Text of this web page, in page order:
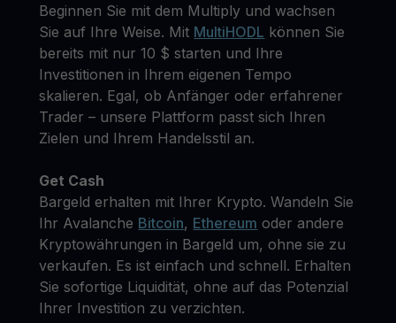
Beginnen Sie mit dem Multiply und wachsen
Sie auf Ihre Weise. Mit MultiHODL können Sie
bereits mit nur 10 $ starten und Ihre
Investitionen in Ihrem eigenen Tempo
skalieren. Egal, ob Anfänger oder erfahrener
Trader – unsere Plattform passt sich Ihren
Zielen und Ihrem Handelsstil an.
Get Cash
Bargeld erhalten mit Ihrer Krypto. Wandeln Sie
Ihr Avalanche Bitcoin, Ethereum oder andere
Kryptowährungen in Bargeld um, ohne sie zu
verkaufen. Es ist einfach und schnell. Erhalten
Sie sofortige Liquidität, ohne auf das Potenzial
Ihrer Investition zu verzichten.